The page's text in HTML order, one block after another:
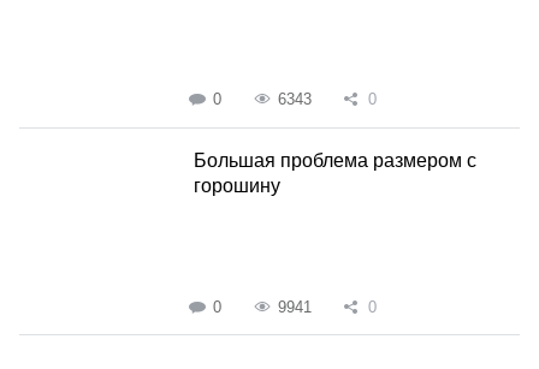
0 6343 0
Большая проблема размером с
горошину
0 9941 0